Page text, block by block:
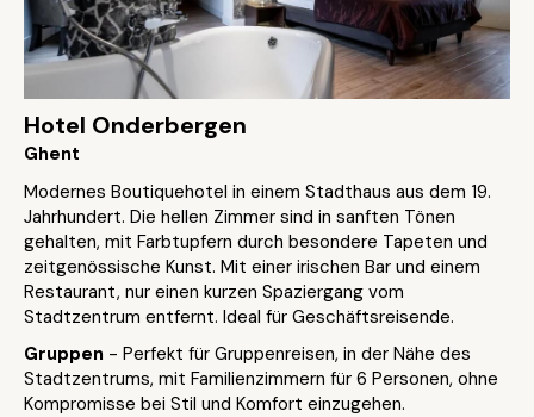
Hotel Onderbergen
Ghent
Modernes Boutiquehotel in einem Stadthaus aus dem 19.
Jahrhundert. Die hellen Zimmer sind in sanften Tönen
gehalten, mit Farbtupfern durch besondere Tapeten und
zeitgenössische Kunst. Mit einer irischen Bar und einem
Restaurant, nur einen kurzen Spaziergang vom
Stadtzentrum entfernt. Ideal für Geschäftsreisende.
Gruppen - Perfekt für Gruppenreisen, in der Nähe des
Stadtzentrums, mit Familienzimmern für 6 Personen, ohne
Kompromisse bei Stil und Komfort einzugehen.